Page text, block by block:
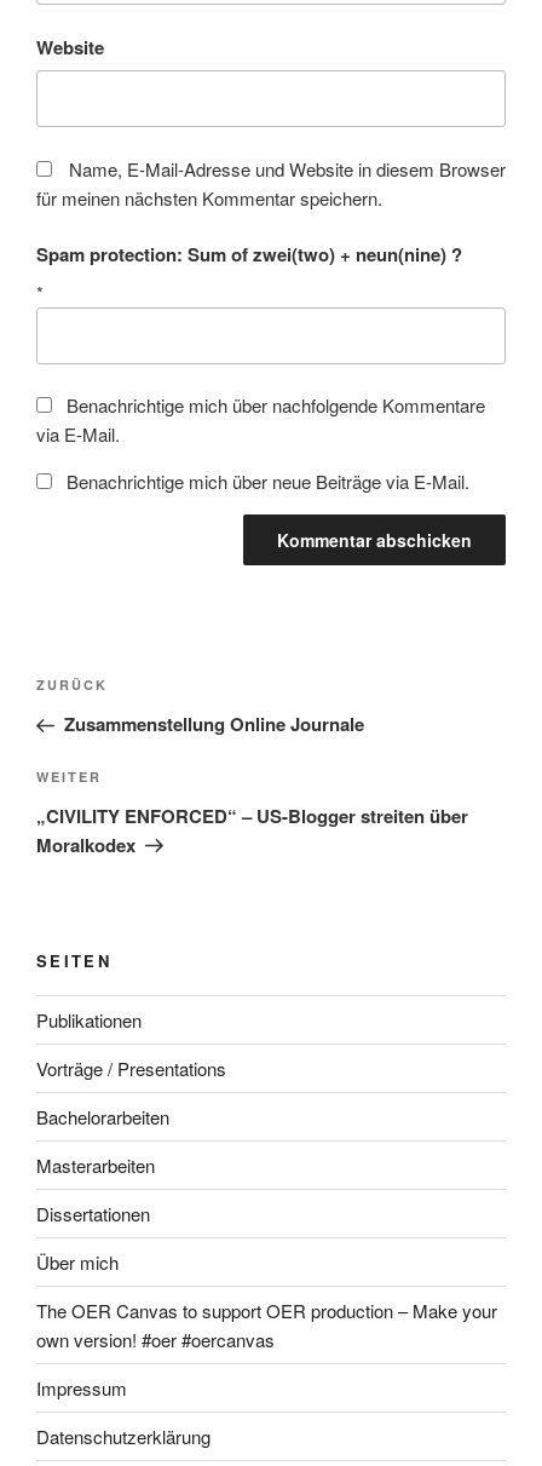
Website
Name, E-Mail-Adresse und Website in diesem Browser
für meinen nächsten Kommentar speichern.
Spam protection: Sum of zwei(two) + neun(nine) ?
*
Benachrichtige mich über nachfolgende Kommentare
via E-Mail.
Benachrichtige mich über neue Beiträge via E-Mail.
Beitragsnavigation
Vorheriger
Beitrag
ZURÜCK
Zusammenstellung Online Journale
Nächster
Beitrag
WEITER
„CIVILITY ENFORCED“ – US-Blogger streiten über
Moralkodex
SEITEN
Publikationen
Vorträge / Presentations
Bachelorarbeiten
Masterarbeiten
Dissertationen
Über mich
The OER Canvas to support OER production – Make your
own version! #oer #oercanvas
Impressum
Datenschutzerklärung